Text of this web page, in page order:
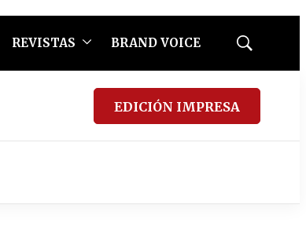
REVISTAS BRAND VOICE
Mostrar
EDICIÓN IMPRESA